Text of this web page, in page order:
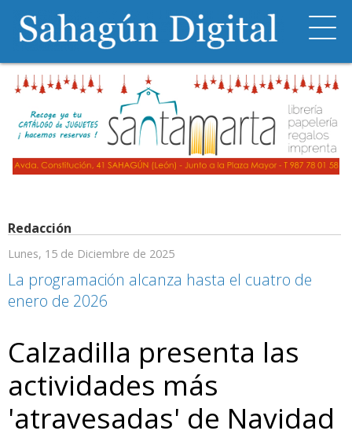
Redacción
Lunes, 15 de Diciembre de 2025
La programación alcanza hasta el cuatro de
enero de 2026
Calzadilla presenta las
actividades más
'atravesadas' de Navidad